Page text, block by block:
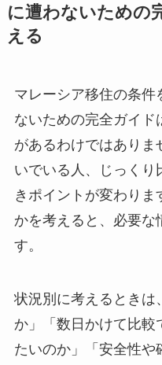
に遭わないための
える
マレーシア移住の条件
ないための完全ガイド
があるわけではありま
いでいる人、じっくり
きポイントが変わり
かを考えると、必要な
す。
状況別に考えるときは
か」「数日かけて比較
たいのか」「安全性や